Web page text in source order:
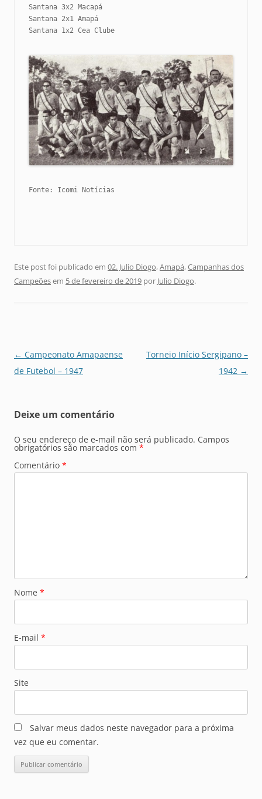
Santana 3x2 Macapá
Santana 2x1 Amapá
Santana 1x2 Cea Clube
Fonte: Icomi Notícias
Este post foi publicado em 02. Julio Diogo,Amapá,Campanhas dos
Campeõesem 5 de fevereiro de 2019 por Julio Diogo.
Navegação
de
← Campeonato Amapaense
de Futebol – 1947
Torneio Início Sergipano –
1942 →
Deixe um comentário
O seu endereço de e-mail não será publicado. Campos
obrigatórios são marcados com *
Comentário *
Nome *
E-mail *
Site
Salvar meus dados neste navegador para a próxima
vez que eu comentar.